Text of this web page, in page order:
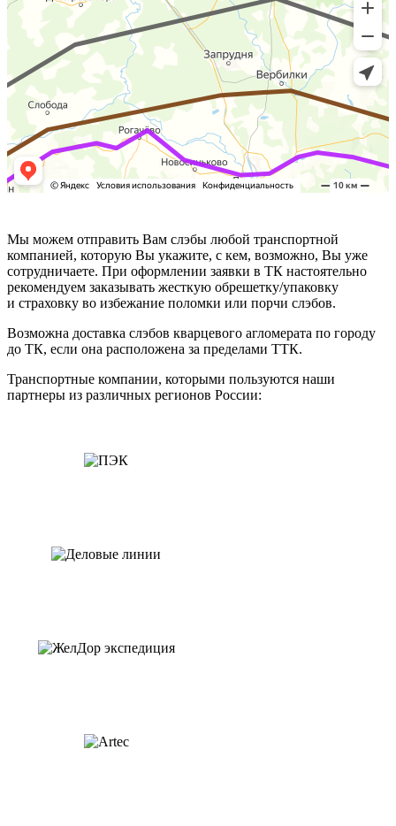
Мы можем отправить Вам слэбы любой транспортной
компанией, которую Вы укажите, с кем, возможно, Вы уже
сотрудничаете. При оформлении заявки в ТК настоятельно
рекомендуем заказывать жесткую обрешетку/упаковку
и страховку во избежание поломки или порчи слэбов.
Возможна доставка слэбов кварцевого агломерата по городу
до ТК, если она расположена за пределами ТТК.
Транспортные компании, которыми пользуются наши
партнеры из различных регионов России: